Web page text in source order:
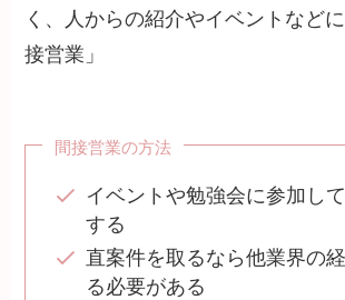
く、人からの紹介やイベントなど
接営業」
間接営業の方法
イベントや勉強会に参加し
する
直案件を取るなら他業界の
る必要がある